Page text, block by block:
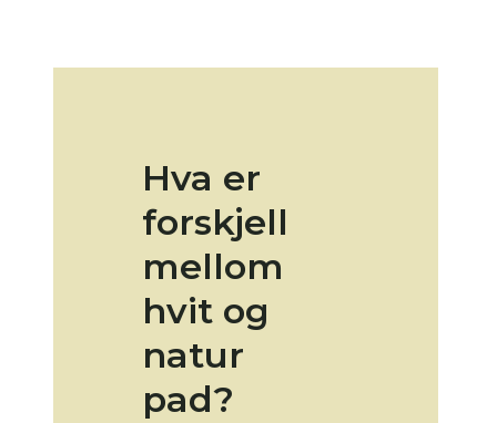
Hva er
forskjell
mellom
hvit og
natur
pad?